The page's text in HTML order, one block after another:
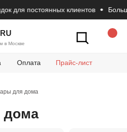
постоянных клиентов Большой
в Москве
Оплата
Как сделать
Прайс-лист
для дома
дома